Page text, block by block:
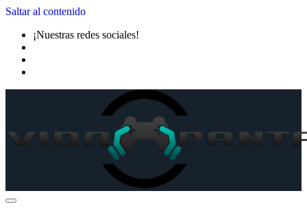
Saltar al contenido
¡Nuestras redes sociales!